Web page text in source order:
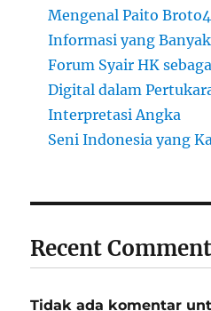
Mengenal Paito
Informasi yang
Forum Syair HK
Digital dalam
Interpretasi Angka
Seni Indonesia yang
Recent
Tidak ada komentar